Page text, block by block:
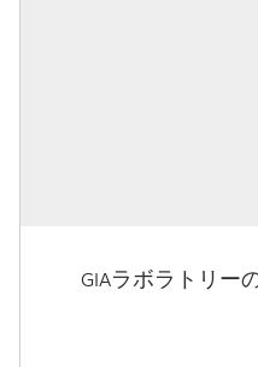
GIAラボラトリー